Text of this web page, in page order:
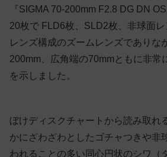
『SIGMA 70-200mm F2.8 DG DN
20枚で FLD6枚、SLD2枚、非球面
レンズ構成のズームレンズでありな
200mm、広角端の70mmともに非常
を示しました。
ぼけディスクチャートから読み取れ
かにざわざわとしたゴチャつきや非
われることの多い同心円状のシワ（